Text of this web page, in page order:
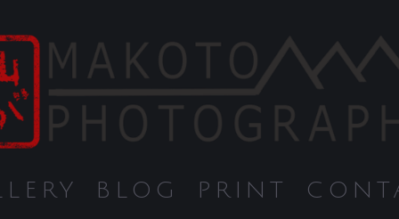
BLOG PRINT